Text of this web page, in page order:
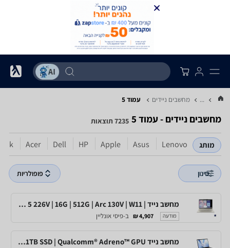
... מחשבים ניידים עמוד 5
מחשבים ניידים - עמוד 5 7235 תוצאות
מותג Lenovo
Asus
Apple
HP
Dell
Acer
סינון פופולריות
מחשב נייד | Lenovo Yoga 7 2-in-1 14ILL10 | 83JQ008EIV | Ultra 5 226V | 16G | 512G | Arc 130V | W11
מודעה 4,907 ₪ ב-פיסי אונליין
מחשב נייד ASUS Vivobook 14 X1407QA-LY052W | Snapdragon® X | 16GB | 1TB SSD | Qualcomm® Adreno™ GPU